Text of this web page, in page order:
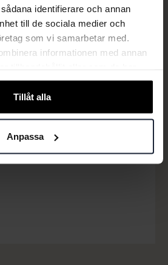
identifierare och annan
till de sociala medier och
som vi samarbetar med.
informationen med annan
deras tjänster.
Tillåt alla
Anpassa